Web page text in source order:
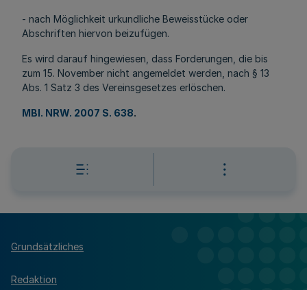
- nach Möglichkeit urkundliche Beweisstücke oder
Abschriften hiervon beizufügen.
Es wird darauf hingewiesen, dass Forderungen, die bis
zum 15. November nicht angemeldet werden, nach § 13
Abs. 1 Satz 3 des Vereinsgesetzes erlöschen.
MBl. NRW. 2007 S. 638.
Grundsätzliches
Redaktion